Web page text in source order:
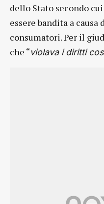
dello Stato secondo
essere bandita a causa
consumatori. Per il
che “violava i diritti